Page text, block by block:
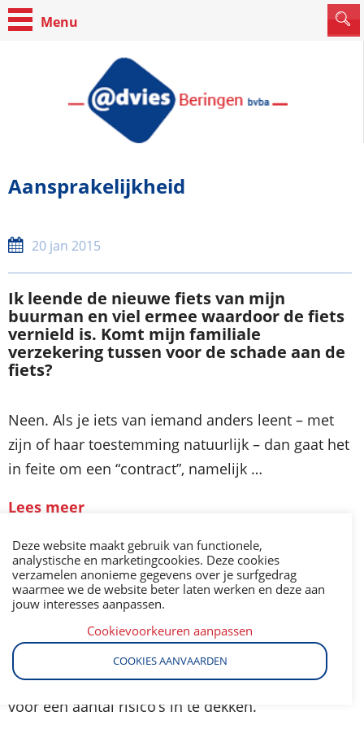
Aansprakelijkheid
20 jan 2015
Ik leende de nieuwe fiets van mijn
buurman en viel ermee waardoor de fiets
vernield is. Komt mijn familiale
verzekering tussen voor de schade aan de
fiets?
Neen. Als je iets van iemand anders leent – met
zijn of haar toestemming natuurlijk – dan gaat het
in feite om een “contract”, namelijk …
Lees meer
30 jun 2014
Zekerheid voor je webshop !
Wie een webshop start denkt er niet altijd aan dat
het misschien toch niet onverstandig is om zich
voor een aantal risico’s in te dekken.
Deze website maakt gebruik van functionele,
analystische en marketingcookies. Deze cookies
verzamelen anonieme gegevens over je surfgedrag
waarmee we de website beter laten werken en deze aan
jouw interesses aanpassen.
Cookievoorkeuren aanpassen
COOKIES AANVAARDEN